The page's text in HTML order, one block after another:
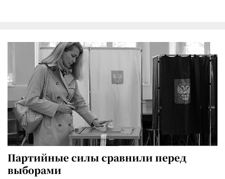
Партийные силы сравнили перед
выборами